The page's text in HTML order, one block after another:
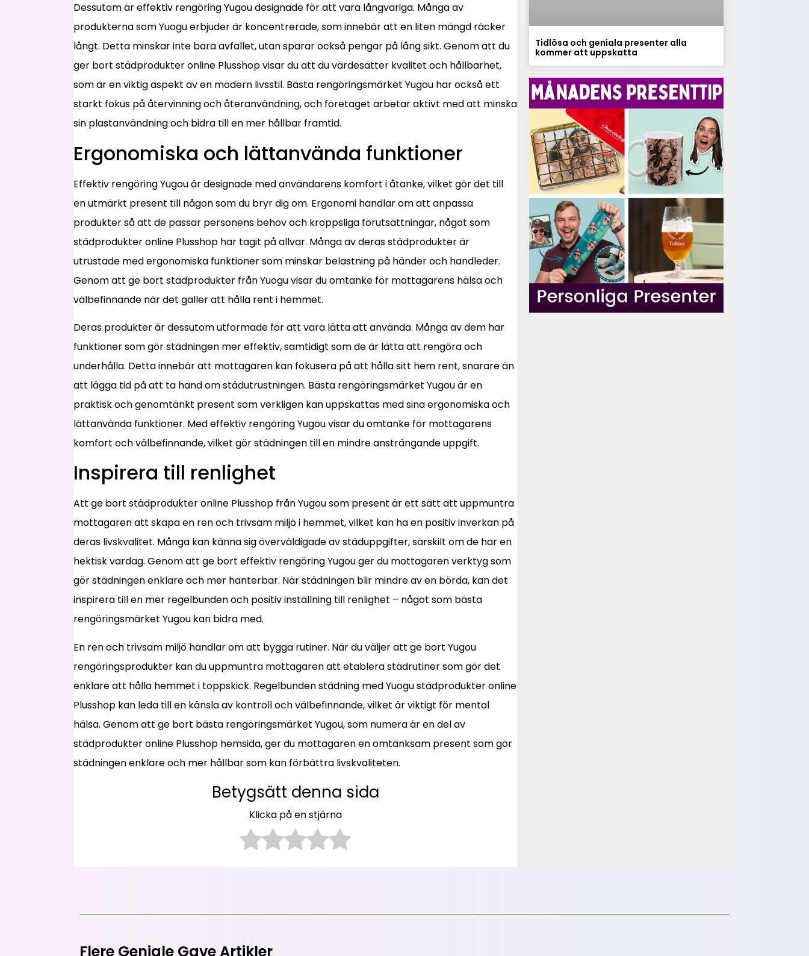
Dessutom är effektiv rengöring Yugou designade för att vara långvariga. Många av
produkterna som Yuogu erbjuder är koncentrerade, som innebär att en liten mängd räcker
långt. Detta minskar inte bara avfallet, utan sparar också pengar på lång sikt. Genom att du
ger bort städprodukter online Plusshop visar du att du värdesätter kvalitet och hållbarhet,
som är en viktig aspekt av en modern livsstil. Bästa rengöringsmärket Yugou har också ett
starkt fokus på återvinning och återanvändning, och företaget arbetar aktivt med att minska
sin plastanvändning och bidra till en mer hållbar framtid.
Ergonomiska och lättanvända funktioner
Effektiv rengöring Yugou är designade med användarens komfort i åtanke, vilket gör det till
en utmärkt present till någon som du bryr dig om. Ergonomi handlar om att anpassa
produkter så att de passar personens behov och kroppsliga förutsättningar, något som
städprodukter online Plusshop har tagit på allvar. Många av deras städprodukter är
utrustade med ergonomiska funktioner som minskar belastning på händer och handleder.
Genom att ge bort städprodukter från Yuogu visar du omtanke för mottagarens hälsa och
välbefinnande när det gäller att hålla rent i hemmet.
Deras produkter är dessutom utformade för att vara lätta att använda. Många av dem har
funktioner som gör städningen mer effektiv, samtidigt som de är lätta att rengöra och
underhålla. Detta innebär att mottagaren kan fokusera på att hålla sitt hem rent, snarare än
att lägga tid på att ta hand om städutrustningen. Bästa rengöringsmärket Yugou är en
praktisk och genomtänkt present som verkligen kan uppskattas med sina ergonomiska och
lättanvända funktioner. Med effektiv rengöring Yugou visar du omtanke för mottagarens
komfort och välbefinnande, vilket gör städningen till en mindre ansträngande uppgift.
Inspirera till renlighet
Att ge bort städprodukter online Plusshop från Yugou som present är ett sätt att uppmuntra
mottagaren att skapa en ren och trivsam miljö i hemmet, vilket kan ha en positiv inverkan på
deras livskvalitet. Många kan känna sig överväldigade av städuppgifter, särskilt om de har en
hektisk vardag. Genom att ge bort effektiv rengöring Yugou ger du mottagaren verktyg som
gör städningen enklare och mer hanterbar. När städningen blir mindre av en börda, kan det
inspirera till en mer regelbunden och positiv inställning till renlighet – något som bästa
rengöringsmärket Yugou kan bidra med.
En ren och trivsam miljö handlar om att bygga rutiner. När du väljer att ge bort Yugou
rengöringsprodukter kan du uppmuntra mottagaren att etablera städrutiner som gör det
enklare att hålla hemmet i toppskick. Regelbunden städning med Yuogu städprodukter online
Plusshop kan leda till en känsla av kontroll och välbefinnande, vilket är viktigt för mental
hälsa. Genom att ge bort bästa rengöringsmärket Yugou, som numera är en del av
städprodukter online Plusshop hemsida, ger du mottagaren en omtänksam present som gör
städningen enklare och mer hållbar som kan förbättra livskvaliteten.
Betygsätt denna sida
Klicka på en stjärna
Tidlösa och geniala presenter alla
kommer att uppskatta
Flere Geniale Gave Artikler